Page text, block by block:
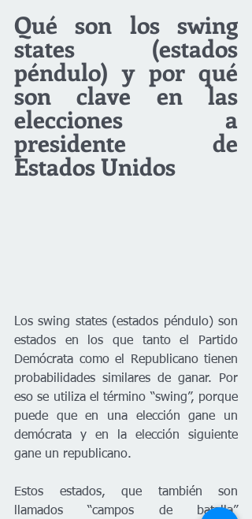
Qué son los swing
states (estados
péndulo) y por qué
son clave en las
elecciones a
presidente de
Estados Unidos
Los swing states (estados péndulo) son
estados en los que tanto el Partido
Demócrata como el Republicano tienen
probabilidades similares de ganar. Por
eso se utiliza el término “swing”, porque
puede que en una elección gane un
demócrata y en la elección siguiente
gane un republicano.
Estos estados, que también son
llamados “campos de batalla”